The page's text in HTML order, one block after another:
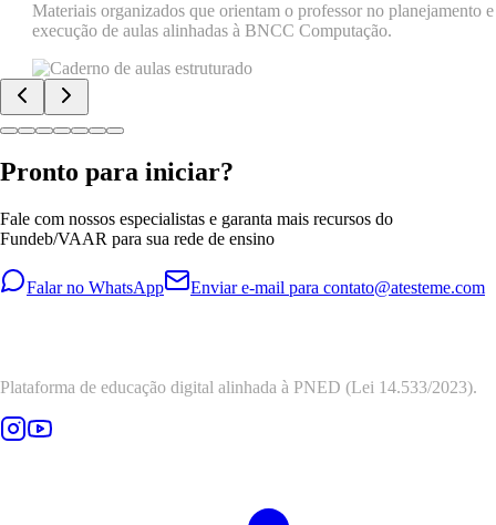
Materiais organizados que orientam o professor no planejamento e na
execução de aulas alinhadas à BNCC Computação.
Pronto para iniciar?
Fale com nossos especialistas e garanta mais recursos do
Fundeb/VAAR para sua rede de ensino
Falar no WhatsApp Enviar e-mail para contato@atesteme.com
Plataforma de educação digital alinhada à PNED (Lei 14.533/2023).